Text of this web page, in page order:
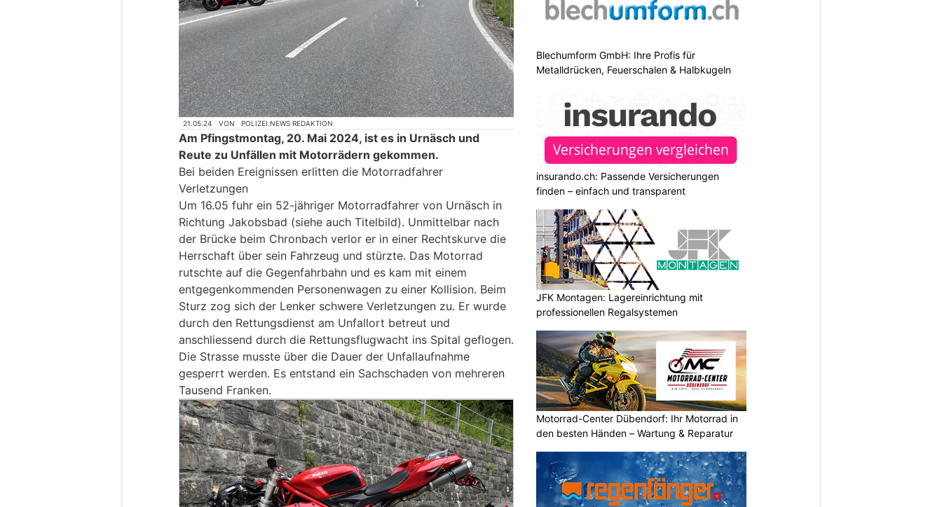
21.05.24 VON POLIZEI.NEWS REDAKTION
Am Pfingstmontag, 20. Mai 2024, ist es in Urnäsch und
Reute zu Unfällen mit Motorrädern gekommen.
Bei beiden Ereignissen erlitten die Motorradfahrer
Verletzungen
Um 16.05 fuhr ein 52-jähriger Motorradfahrer von Urnäsch in
Richtung Jakobsbad (siehe auch Titelbild). Unmittelbar nach
der Brücke beim Chronbach verlor er in einer Rechtskurve die
Herrschaft über sein Fahrzeug und stürzte. Das Motorrad
rutschte auf die Gegenfahrbahn und es kam mit einem
entgegenkommenden Personenwagen zu einer Kollision. Beim
Sturz zog sich der Lenker schwere Verletzungen zu. Er wurde
durch den Rettungsdienst am Unfallort betreut und
anschliessend durch die Rettungsflugwacht ins Spital geflogen.
Die Strasse musste über die Dauer der Unfallaufnahme
gesperrt werden. Es entstand ein Sachschaden von mehreren
Tausend Franken.
Blechumform GmbH: Ihre Profis für
Metalldrücken, Feuerschalen & Halbkugeln
insurando.ch: Passende Versicherungen
finden – einfach und transparent
JFK Montagen: Lagereinrichtung mit
professionellen Regalsystemen
Motorrad-Center Dübendorf: Ihr Motorrad in
den besten Händen – Wartung & Reparatur